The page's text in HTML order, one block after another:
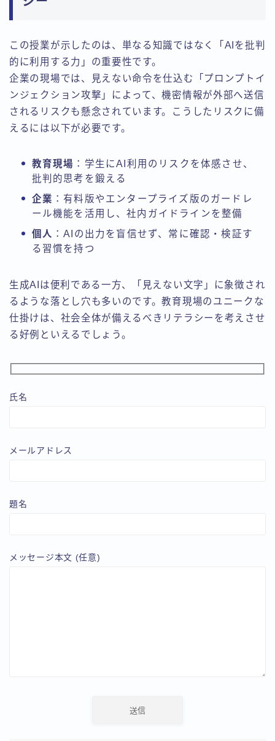
この授業が示したのは、単なる知識ではなく「AIを批判
的に利用する力」の重要性です。
企業の現場では、見えない命令を仕込む「プロンプトイ
ンジェクション攻撃」によって、機密情報が外部へ送信
されるリスクも懸念されています。こうしたリスクに備
えるには以下が必要です。
教育現場 ：学生にAI利用のリスクを体感させ、
批判的思考を鍛える
企業 ：有料版やエンタープライズ版のガードレ
ール機能を活用し、社内ガイドラインを整備
個人 ：AIの出力を盲信せず、常に確認・検証す
る習慣を持つ
生成AIは便利である一方、「見えない文字」に象徴され
るような落とし穴も多いのです。教育現場のユニークな
仕掛けは、社会全体が備えるべきリテラシーを考えさせ
る好例といえるでしょう。
氏名
メールアドレス
題名
メッセージ本文 (任意)